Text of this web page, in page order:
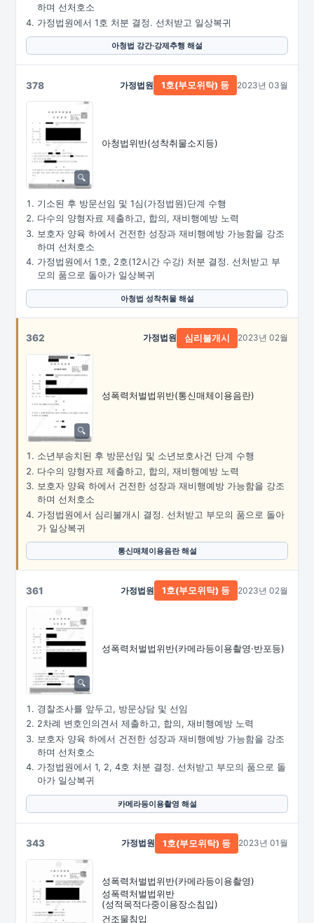
하며 선처호소
가정법원에서 1호 처분 결정. 선처받고 일상복귀
아청법 강간·강제추행 해설
378
아청법위반(성착취물소지등)
가정법원 1호(부모위탁) 등 2023년 03월
기소된 후 방문선임 및 1심(가정법원)단계 수행
다수의 양형자료 제출하고, 합의, 재비행예방 노력
보호자 양육 하에서 건전한 성장과 재비행예방 가능함을 강조
하며 선처호소
가정법원에서 1호, 2호(12시간 수강) 처분 결정. 선처받고 부
모의 품으로 돌아가 일상복귀
아청법 성착취물 해설
362
성폭력처벌법위반(통신매체이용음란)
가정법원 심리불개시 2023년 02월
소년부송치된 후 방문선임 및 소년보호사건 단계 수행
다수의 양형자료 제출하고, 합의, 재비행예방 노력
보호자 양육 하에서 건전한 성장과 재비행예방 가능함을 강조
하며 선처호소
가정법원에서 심리불개시 결정. 선처받고 부모의 품으로 돌아
가 일상복귀
통신매체이용음란 해설
361
성폭력처벌법위반(카메라등이용촬영·반포등)
가정법원 1호(부모위탁) 등 2023년 02월
경찰조사를 앞두고, 방문상담 및 선임
2차례 변호인의견서 제출하고, 합의, 재비행예방 노력
보호자 양육 하에서 건전한 성장과 재비행예방 가능함을 강조
하며 선처호소
가정법원에서 1, 2, 4호 처분 결정. 선처받고 부모의 품으로 돌
아가 일상복귀
카메라등이용촬영 해설
343
성폭력처벌법위반(카메라등이용촬영)
성폭력처벌법위반
(성적목적다중이용장소침입)
건조물침입
가정법원 1호(부모위탁) 등 2023년 01월